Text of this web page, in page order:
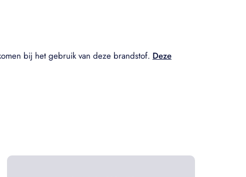
bij het gebruik van deze brandstof. Deze